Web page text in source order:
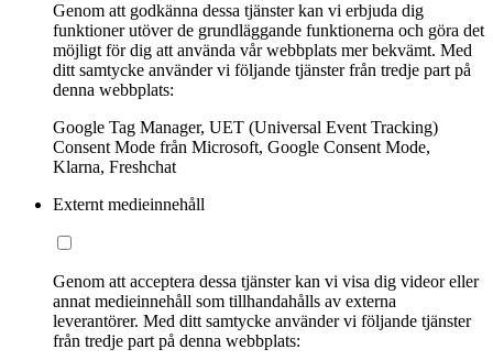
Genom att godkänna dessa tjänster kan vi erbjuda dig
funktioner utöver de grundläggande funktionerna och göra det
möjligt för dig att använda vår webbplats mer bekvämt. Med
ditt samtycke använder vi följande tjänster från tredje part på
denna webbplats:
Google Tag Manager, UET (Universal Event Tracking)
Consent Mode från Microsoft, Google Consent Mode,
Klarna, Freshchat
Externt medieinnehåll
Genom att acceptera dessa tjänster kan vi visa dig videor eller
annat medieinnehåll som tillhandahålls av externa
leverantörer. Med ditt samtycke använder vi följande tjänster
från tredje part på denna webbplats: